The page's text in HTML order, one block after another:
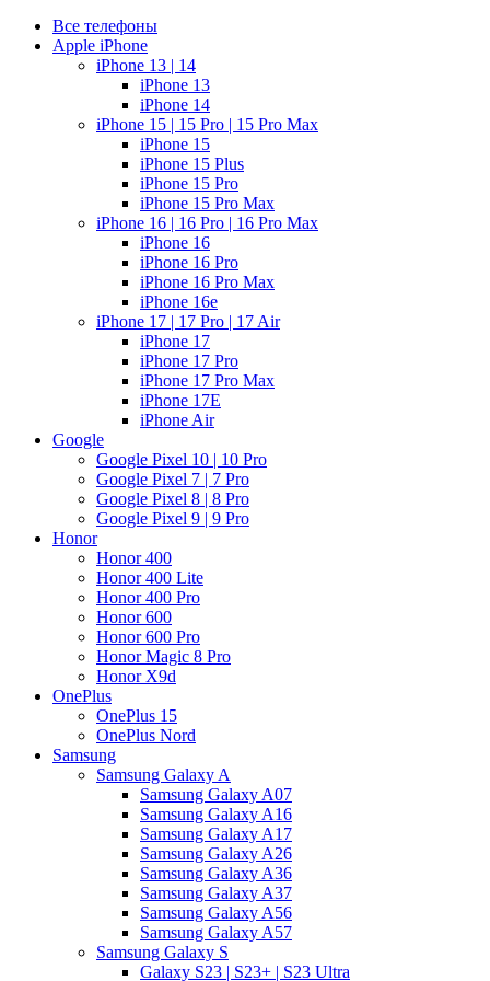
Все телефоны
Apple iPhone
iPhone 13 | 14
iPhone 13
iPhone 14
iPhone 15 | 15 Pro | 15 Pro Max
iPhone 15
iPhone 15 Plus
iPhone 15 Pro
iPhone 15 Pro Max
iPhone 16 | 16 Pro | 16 Pro Max
iPhone 16
iPhone 16 Pro
iPhone 16 Pro Max
iPhone 16e
iPhone 17 | 17 Pro | 17 Air
iPhone 17
iPhone 17 Pro
iPhone 17 Pro Max
iPhone 17E
iPhone Air
Google
Google Pixel 10 | 10 Pro
Google Pixel 7 | 7 Pro
Google Pixel 8 | 8 Pro
Google Pixel 9 | 9 Pro
Honor
Honor 400
Honor 400 Lite
Honor 400 Pro
Honor 600
Honor 600 Pro
Honor Magic 8 Pro
Honor X9d
OnePlus
OnePlus 15
OnePlus Nord
Samsung
Samsung Galaxy A
Samsung Galaxy A07
Samsung Galaxy A16
Samsung Galaxy A17
Samsung Galaxy A26
Samsung Galaxy A36
Samsung Galaxy A37
Samsung Galaxy A56
Samsung Galaxy A57
Samsung Galaxy S
Galaxy S23 | S23+ | S23 Ultra